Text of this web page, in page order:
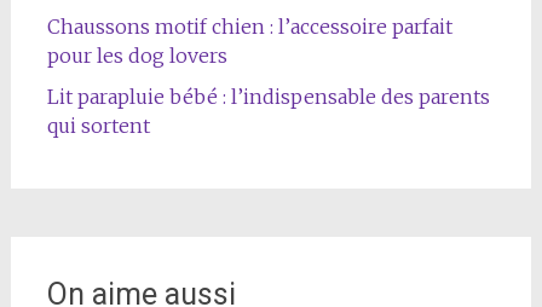
Chaussons motif chien : l’accessoire parfait
pour les dog lovers
Lit parapluie bébé : l’indispensable des parents
qui sortent
On aime aussi